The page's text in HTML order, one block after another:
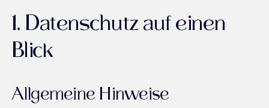
1. Datenschutz auf einen
Blick
Allgemeine Hinweise